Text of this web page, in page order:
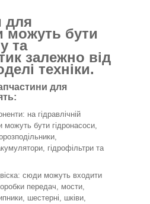
для
можуть бути
та
залежно від
техніки.
для
на гідравлічній
можуть бути гідронасоси,
гідрофільтри та
сюди можуть входити
передач, мости,
шестерні, шківи,